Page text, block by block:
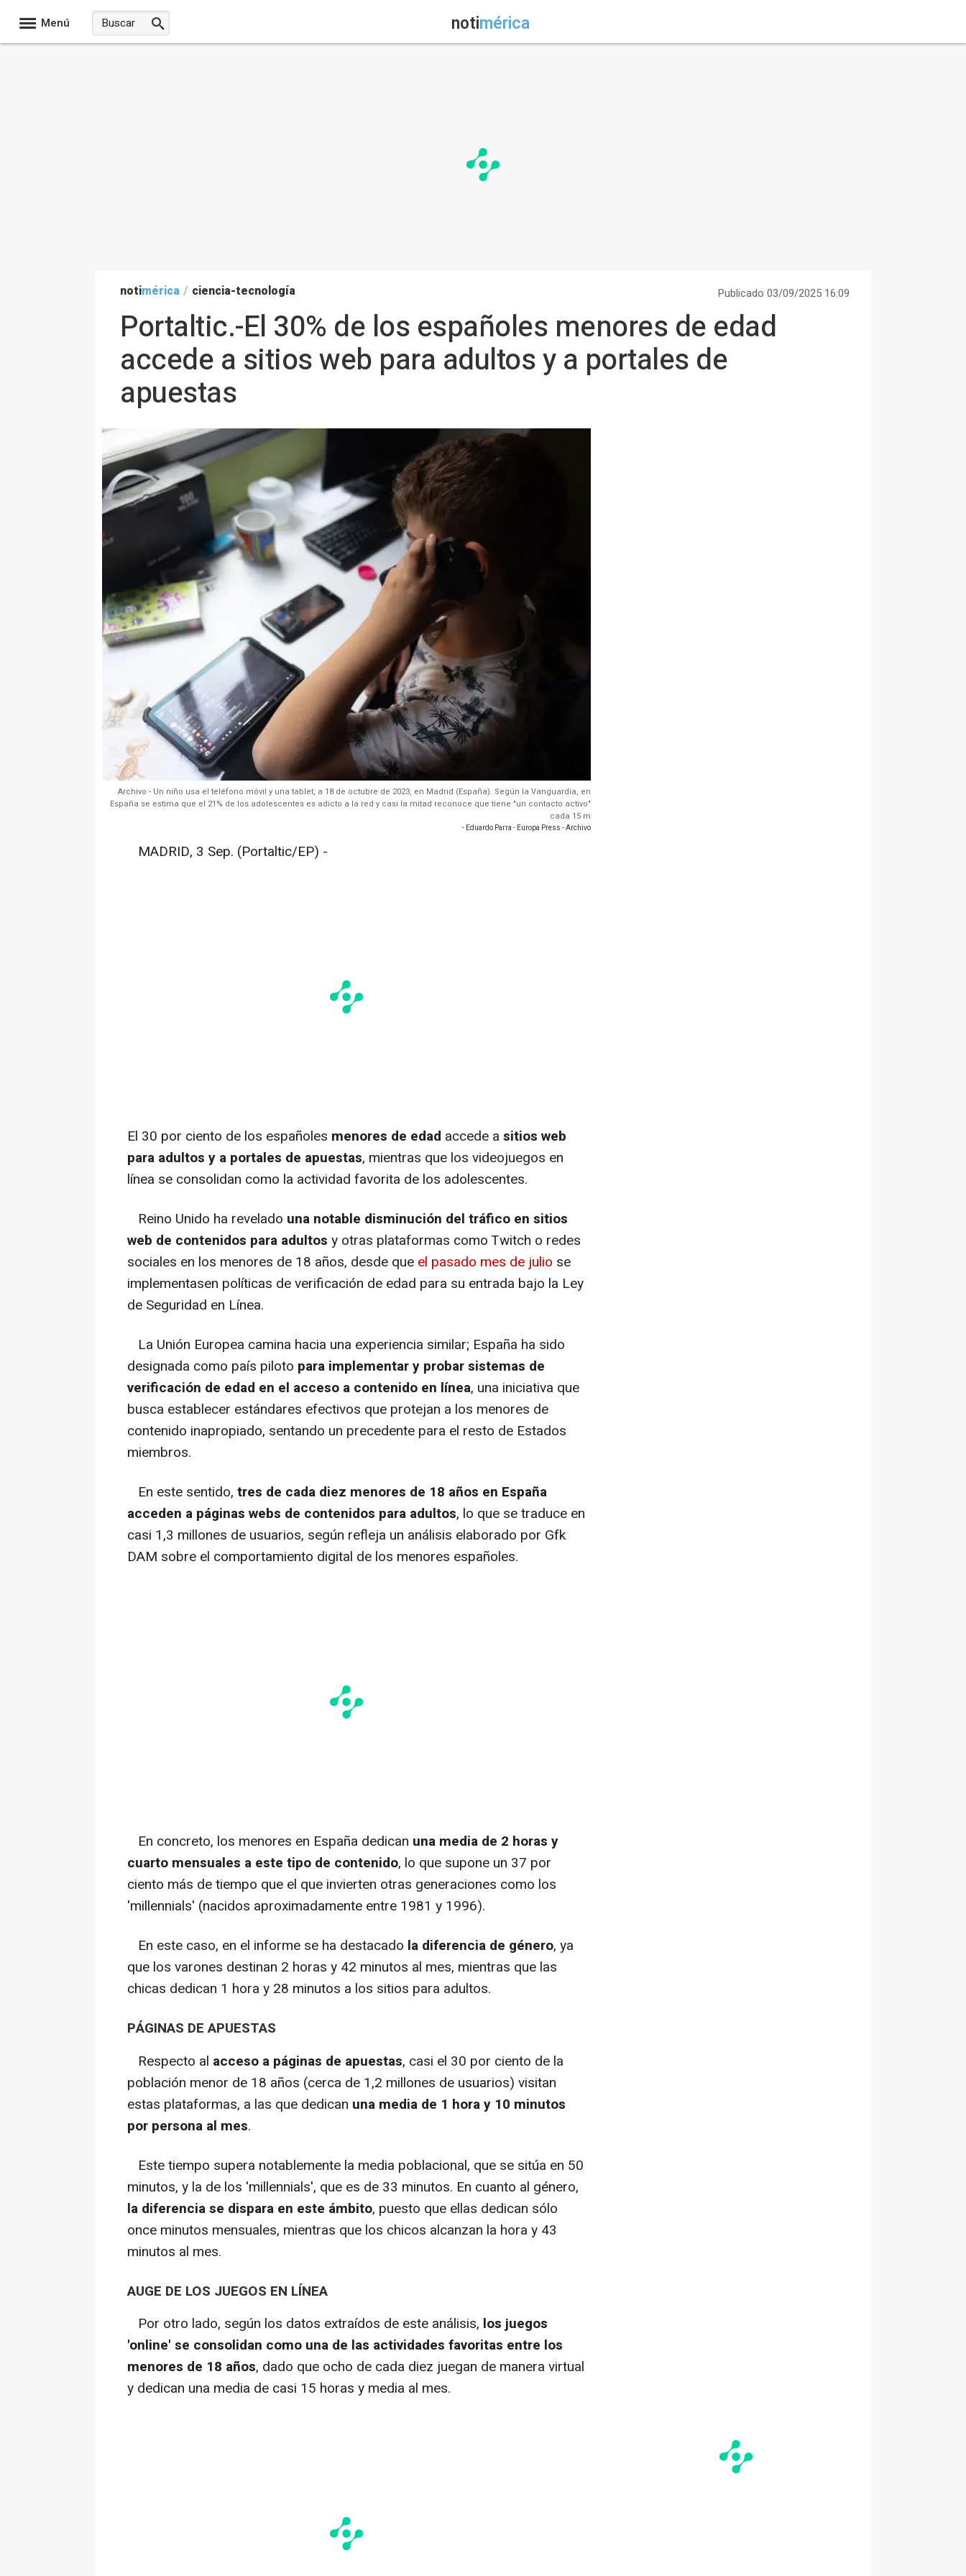
Menú notimérica
notimérica / ciencia-tecnología Publicado 03/09/2025 16:09
Portaltic.-El 30% de los españoles menores de edad
accede a sitios web para adultos y a portales de
apuestas
Archivo - Un niño usa el teléfono móvil y una tablet, a 18 de octubre de 2023, en Madrid (España). Según la Vanguardia, en
España se estima que el 21% de los adolescentes es adicto a la red y casi la mitad reconoce que tiene "un contacto activo"
cada 15 m
- Eduardo Parra - Europa Press - Archivo
MADRID, 3 Sep. (Portaltic/EP) -
El 30 por ciento de los españoles menores de edad accede a sitios web
para adultos y a portales de apuestas, mientras que los videojuegos en
línea se consolidan como la actividad favorita de los adolescentes.
Reino Unido ha revelado una notable disminución del tráfico en sitios
web de contenidos para adultos y otras plataformas como Twitch o redes
sociales en los menores de 18 años, desde que el pasado mes de julio se
implementasen políticas de verificación de edad para su entrada bajo la Ley
de Seguridad en Línea.
La Unión Europea camina hacia una experiencia similar; España ha sido
designada como país piloto para implementar y probar sistemas de
verificación de edad en el acceso a contenido en línea, una iniciativa que
busca establecer estándares efectivos que protejan a los menores de
contenido inapropiado, sentando un precedente para el resto de Estados
miembros.
En este sentido, tres de cada diez menores de 18 años en España
acceden a páginas webs de contenidos para adultos, lo que se traduce en
casi 1,3 millones de usuarios, según refleja un análisis elaborado por Gfk
DAM sobre el comportamiento digital de los menores españoles.
En concreto, los menores en España dedican una media de 2 horas y
cuarto mensuales a este tipo de contenido, lo que supone un 37 por
ciento más de tiempo que el que invierten otras generaciones como los
'millennials' (nacidos aproximadamente entre 1981 y 1996).
En este caso, en el informe se ha destacado la diferencia de género, ya
que los varones destinan 2 horas y 42 minutos al mes, mientras que las
chicas dedican 1 hora y 28 minutos a los sitios para adultos.
PÁGINAS DE APUESTAS
Respecto al acceso a páginas de apuestas, casi el 30 por ciento de la
población menor de 18 años (cerca de 1,2 millones de usuarios) visitan
estas plataformas, a las que dedican una media de 1 hora y 10 minutos
por persona al mes.
Este tiempo supera notablemente la media poblacional, que se sitúa en 50
minutos, y la de los 'millennials', que es de 33 minutos. En cuanto al género,
la diferencia se dispara en este ámbito, puesto que ellas dedican sólo
once minutos mensuales, mientras que los chicos alcanzan la hora y 43
minutos al mes.
AUGE DE LOS JUEGOS EN LÍNEA
Por otro lado, según los datos extraídos de este análisis, los juegos
'online' se consolidan como una de las actividades favoritas entre los
menores de 18 años, dado que ocho de cada diez juegan de manera virtual
y dedican una media de casi 15 horas y media al mes.